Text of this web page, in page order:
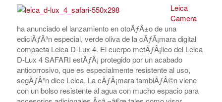
Leica
Camera
ha anunciado el lanzamiento en otoÃƒÂ±o de una
ediciÃƒÂ³n especial, verde oliva de la cÃƒÂ¡mara digital
compacta Leica D-Lux 4. El cuerpo metÃƒÂ¡lico del Leica
D-Lux 4 SAFARI estÃƒÂ¡ protegido por un acabado
anticorrosivo, que es especialmente resistente al uso,
segÃƒÂºn dice Leica. La cÃƒÂ¡mara tambiÃƒÂ©n viene
con un bolso resistente al agua con mucho espacio para